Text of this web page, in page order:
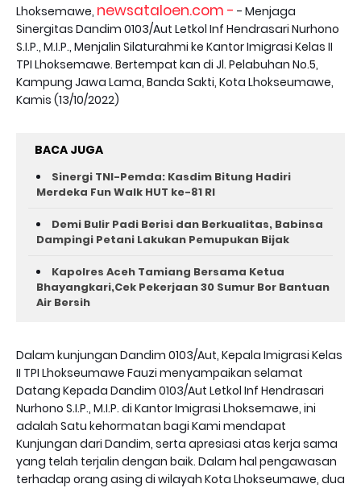
Lhoksemawe, newsataloen.com - - Menjaga
Sinergitas Dandim 0103/Aut Letkol Inf Hendrasari Nurhono
S.I.P., M.I.P., Menjalin Silaturahmi ke Kantor Imigrasi Kelas II
TPI Lhoksemawe. Bertempat kan di Jl. Pelabuhan No.5,
Kampung Jawa Lama, Banda Sakti, Kota Lhokseumawe,
Kamis (13/10/2022)
BACA JUGA
Sinergi TNI-Pemda: Kasdim Bitung Hadiri
Merdeka Fun Walk HUT ke-81 RI
Demi Bulir Padi Berisi dan Berkualitas, Babinsa
Dampingi Petani Lakukan Pemupukan Bijak
Kapolres Aceh Tamiang Bersama Ketua
Bhayangkari,Cek Pekerjaan 30 Sumur Bor Bantuan
Air Bersih
Dalam kunjungan Dandim 0103/Aut, Kepala Imigrasi Kelas
II TPI Lhokseumawe Fauzi menyampaikan selamat
Datang Kepada Dandim 0103/Aut Letkol Inf Hendrasari
Nurhono S.I.P., M.I.P. di Kantor Imigrasi Lhoksemawe, ini
adalah Satu kehormatan bagi Kami mendapat
Kunjungan dari Dandim, serta apresiasi atas kerja sama
yang telah terjalin dengan baik. Dalam hal pengawasan
terhadap orang asing di wilayah Kota Lhokseumawe, dua